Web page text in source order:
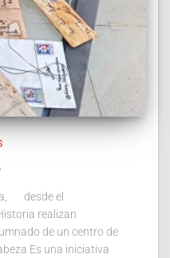
desde el
realizan
de un centro de
Es una iniciativa